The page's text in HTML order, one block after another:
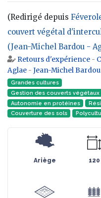
(Redirigé depuis
couvert végétal
(Jean-Michel Bardou -
Aller à :navigation,
Retours d'expérience -
Aglae - Jean-Michel Bardou
Grandes cultures
Gestion des couverts
Autonomie en protéines
Couverture des sols
Ariège 120